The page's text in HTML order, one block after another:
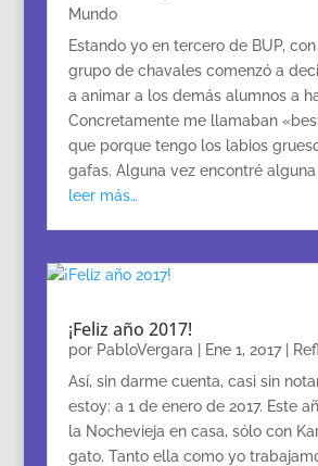
Mundo
Estando yo en tercero de BUP, con
grupo de chavales comenzó a
a animar a los demás alumnos a
Concretamente me llamaban
que porque tengo los labios
gafas. Alguna vez encontré
leer más…
¡Feliz año 2017!
por PabloVergara Ene 1, 2017|
Así, sin darme cuenta, casi sin
estoy: a 1 de enero de 2017. Este
la Nochevieja en casa, sólo con
gato. Tanto ella como yo